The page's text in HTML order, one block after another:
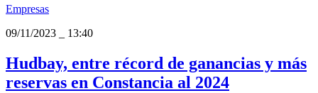
Empresas
09/11/2023
13:40
Hudbay, entre récord de ganancias y más
reservas en Constancia al 2024